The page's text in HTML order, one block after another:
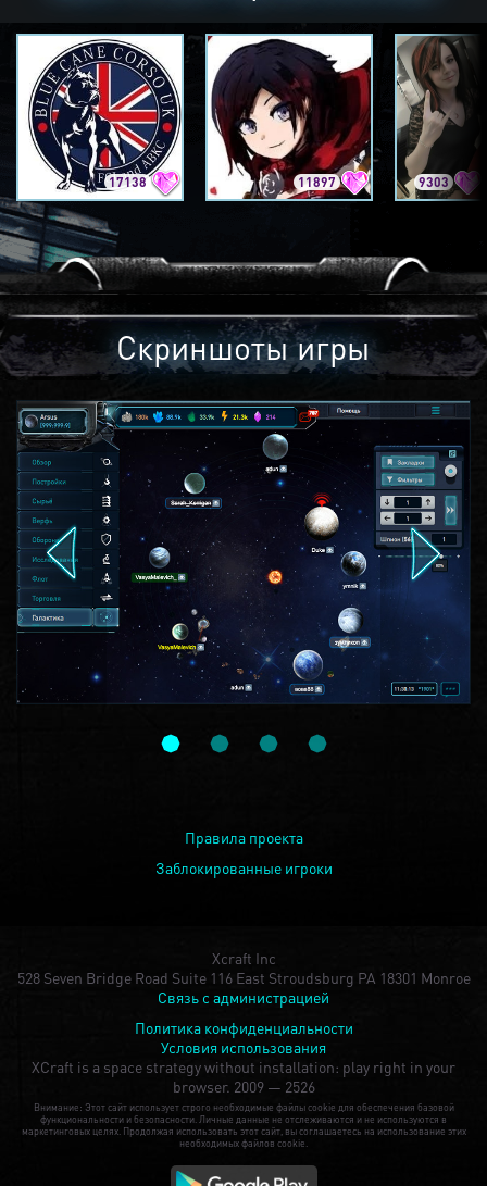
17138 11897 9303
Скриншоты игры
Правила проекта
Заблокированные игроки
Xcraft Inc
528 Seven Bridge Road Suite 116 East Stroudsburg PA 18301 Monroe
Связь с администрацией
Политика конфиденциальности
Условия использования
XCraft is a space strategy without installation: play right in your
browser. 2009 — 2526
Внимание: Этот сайт использует строго необходимые файлы cookie для обеспечения базовой
функциональности и безопасности. Личные данные не отслеживаются и не используются в
маркетинговых целях. Продолжая использовать этот сайт, вы соглашаетесь на использование этих
необходимых файлов cookie.